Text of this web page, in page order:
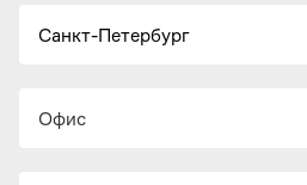
Санкт-Петербург
Офис